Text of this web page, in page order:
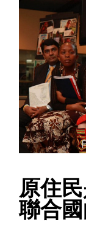
原住
聯合